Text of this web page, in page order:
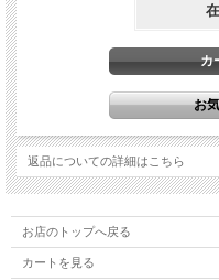
製品上、不良品の心配はございま
ジュエルのデコレーションアート
自分だけの一点ものオリジナルア
粘土状・接着剤のデコリシャスグ
この土台にデコリシャス・グルー
あっという間にステキなペンダン
アイデア次第で色々なものができま
恋人や友人にプレゼント。
返品についての詳細はこちら
お店のトップへ戻る
カートを見る